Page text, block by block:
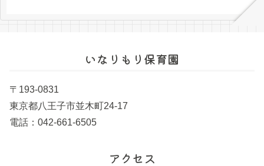
いなりもり保育園
〒193-0831
東京都八王子市並木町24-17
電話：042-661-6505
アクセス